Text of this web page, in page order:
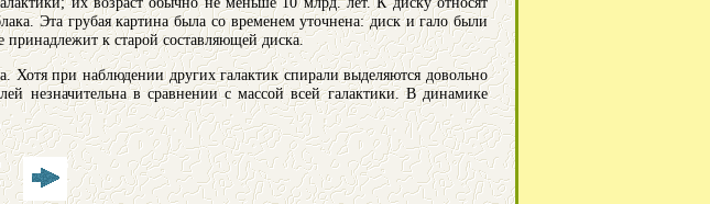
Эта грубая картина была со временем уточнена: диск и гало были
к старой составляющей диска.
при наблюдении других галактик спирали выделяются довольно
незначительна в сравнении с массой всей галактики. В динамике